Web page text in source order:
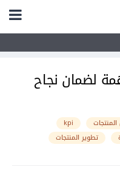
لضمان نجاح
kpi
تطوير المنتجات